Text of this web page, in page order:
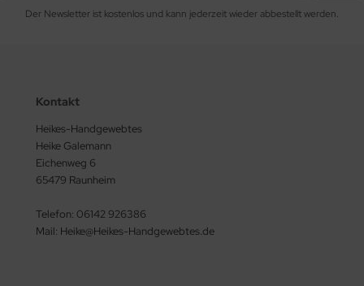
Der Newsletter ist kostenlos und kann jederzeit wieder abbestellt werden.
Kontakt
Heikes-Handgewebtes
Heike Galemann
Eichenweg 6
65479 Raunheim
Telefon: 06142 926386
Mail: Heike@Heikes-Handgewebtes.de